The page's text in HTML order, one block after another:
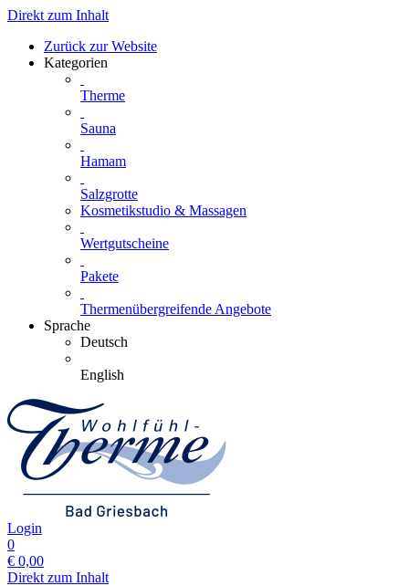
Direkt zum Inhalt
Zurück zur Website
Kategorien
Therme
Sauna
Hamam
Salzgrotte
Kosmetikstudio & Massagen
Wertgutscheine
Pakete
Thermenübergreifende Angebote
Sprache
Deutsch
English
Login
0
€ 0,00
Direkt zum Inhalt